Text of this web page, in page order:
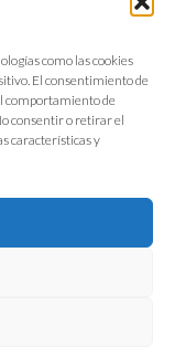
como las cookies
El consentimiento de
comportamiento de
consentir o retirar el
características y
y Bebidas